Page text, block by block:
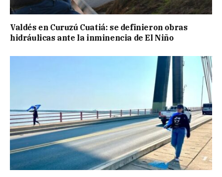
Valdés en Curuzú Cuatiá: se definieron obras
hidráulicas ante la inminencia de El Niño